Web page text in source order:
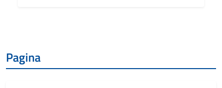
Pagina